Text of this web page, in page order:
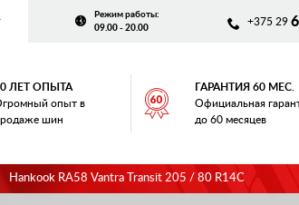
Режим работы:
09.00 - 20.00
+375 29
ЛЕТ ОПЫТА
опыт в
шин
ГАРАНТИЯ 60 МЕС.
Официальная
до 60 месяцев
Hankook RA58 Vantra Transit 205 / 80 R14C